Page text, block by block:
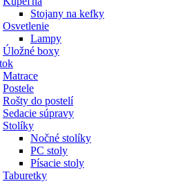
Stojany na kefky
Osvetlenie
Lampy
Úložné boxy
Matrace
Postele
Rošty do postelí
Sedacie súpravy
Stolíky
Nočné stolíky
PC stoly
Písacie stoly
Taburetky